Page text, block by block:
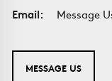
Email:
Message
MESSAGE US